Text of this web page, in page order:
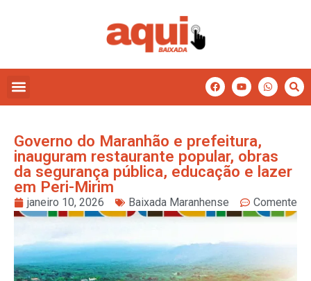
Governo do Maranhão e prefeitura,
inauguram restaurante popular, obras
da segurança pública, educação e lazer
em Peri-Mirim
janeiro 10, 2026 Baixada Maranhense Comente